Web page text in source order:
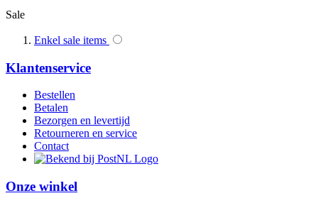
Sale
Enkel sale items
Klantenservice
Bestellen
Betalen
Bezorgen en levertijd
Retourneren en service
Contact
Onze winkel